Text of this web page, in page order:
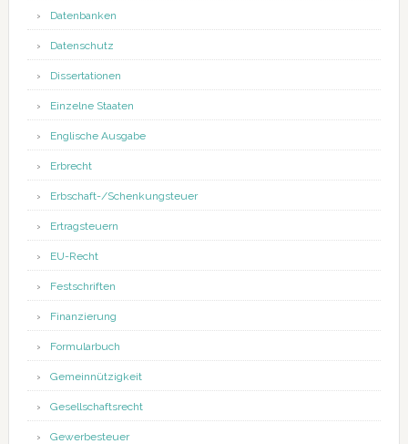
Datenbanken
Datenschutz
Dissertationen
Einzelne Staaten
Englische Ausgabe
Erbrecht
Erbschaft-/Schenkungsteuer
Ertragsteuern
EU-Recht
Festschriften
Finanzierung
Formularbuch
Gemeinnützigkeit
Gesellschaftsrecht
Gewerbesteuer